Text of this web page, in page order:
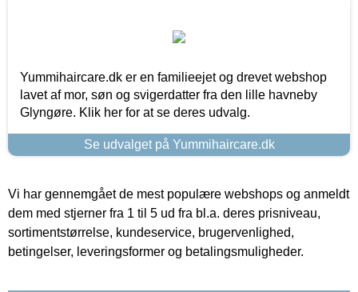
Yummihaircare.dk er en familieejet og drevet webshop
lavet af mor, søn og svigerdatter fra den lille havneby
Glyngøre. Klik her for at se deres udvalg.
Se udvalget på Yummihaircare.dk
Vi har gennemgået de mest populære webshops og anmeldt
dem med stjerner fra 1 til 5 ud fra bl.a. deres prisniveau,
sortimentstørrelse, kundeservice, brugervenlighed,
betingelser, leveringsformer og betalingsmuligheder.